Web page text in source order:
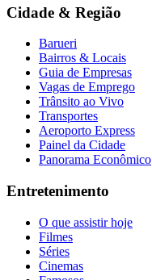
Cidade & Região
Barueri
Bairros & Locais
Guia de Empresas
Vagas de Emprego
Trânsito ao Vivo
Transportes
Aeroporto Express
Painel da Cidade
Panorama Econômico
Entretenimento
O que assistir hoje
Filmes
Séries
Cinemas